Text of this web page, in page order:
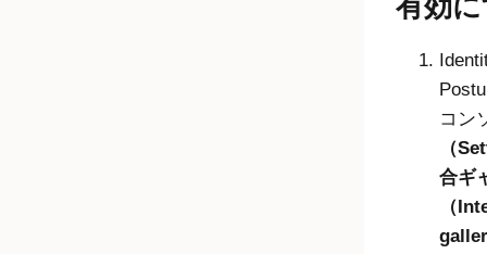
有効
コン
（
合ギ
（